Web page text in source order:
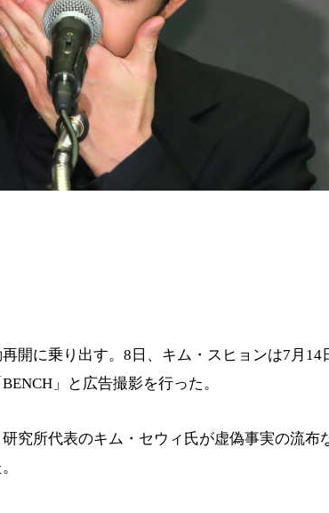
開に乗り出す。8日、キム・スヒョンは7月14
」と広告撮影を行った。
究所代表のキム・セウィ氏が虚偽事実の流布